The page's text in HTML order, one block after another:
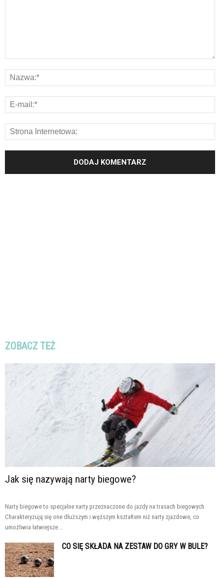
ZOBACZ TEŻ
Jak się nazywają narty biegowe?
Narty biegowe to specjalne narty przeznaczone do jazdy na trasach biegowych.
Charakteryzują się one dłuższym i węższym kształtem niż narty zjazdowe, co
umożliwia łatwiejsze...
CO SIĘ SKŁADA NA ZESTAW DO GRY W BULE?